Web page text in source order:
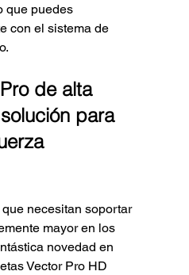
que puedes
con el sistema de
de alta
para
necesitan soportar
mayor en los
novedad en
Vector Pro HD